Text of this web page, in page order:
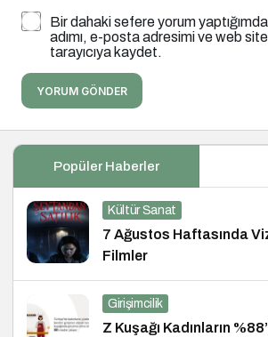
Bir dahaki sefere yorum
adımı, e-posta adresimi ve web
tarayıcıya kaydet.
YORUM GÖNDER
Popüler Haberler
Kültür Sanat
7 Ağustos Haftasında
Filmler
Girişimcilik
Z Kuşağı Kadınların